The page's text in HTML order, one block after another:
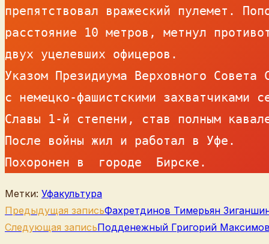
препятствовал вражеский пулемет.
расстояние 10 метров, метнул
двух уцелевших офицеров.
Указом Президиума Верховного
с немецко-фашистскими захватчиками
Славы 1-й степени, став полным
После войны жил и работал в Уфе.
Похоронен в  городе  Бирске.
Метки: Уфакультура
Еще
статьи
Предыдущая записьФахретдинов Тимерьян
Следующая записьПодденежный Григорий